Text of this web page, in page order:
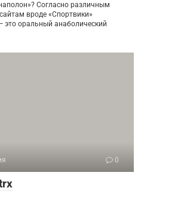
Согласно различным
вроде «Спортвики»
это оральный анаболический
0